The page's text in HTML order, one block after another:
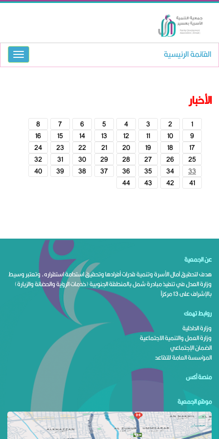
القائمة الرئيسية
الأخبار
1
2
3
4
5
6
7
8
9
10
11
12
13
14
15
16
17
18
19
20
21
22
23
24
25
26
27
28
29
30
31
32
33
34
35
36
37
38
39
40
41
42
43
44
عن الجمعية
هدف لتحقيق آمال الأسرة وتنمية قدرات أفرادها وتحقيق استدامة استقراره، وتعتبر وسيط
وزارة العدل في تنفيذ مبادرة شمل بالمنطقة الجنوبية (خدمات الرؤية والحضانة والزيارة)
بالإشراف على 13 مركزاً
روابط تهمك
وزارة الداخلية
وزارة العمل والتنمية الاجتماعية
الضمان الإجتماعي
المؤسسة العامة للتقاعد
منصة أكس
موقع الجمعية